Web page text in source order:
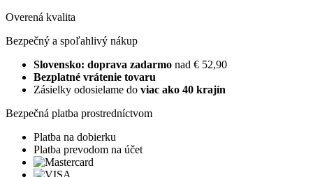
Overená kvalita
Bezpečný a spoľahlivý nákup
Slovensko: doprava zadarmo nad € 52,90
Bezplatné vrátenie tovaru
Zásielky odosielame do viac ako 40 krajín
Bezpečná platba prostredníctvom
Platba na dobierku
Platba prevodom na účet